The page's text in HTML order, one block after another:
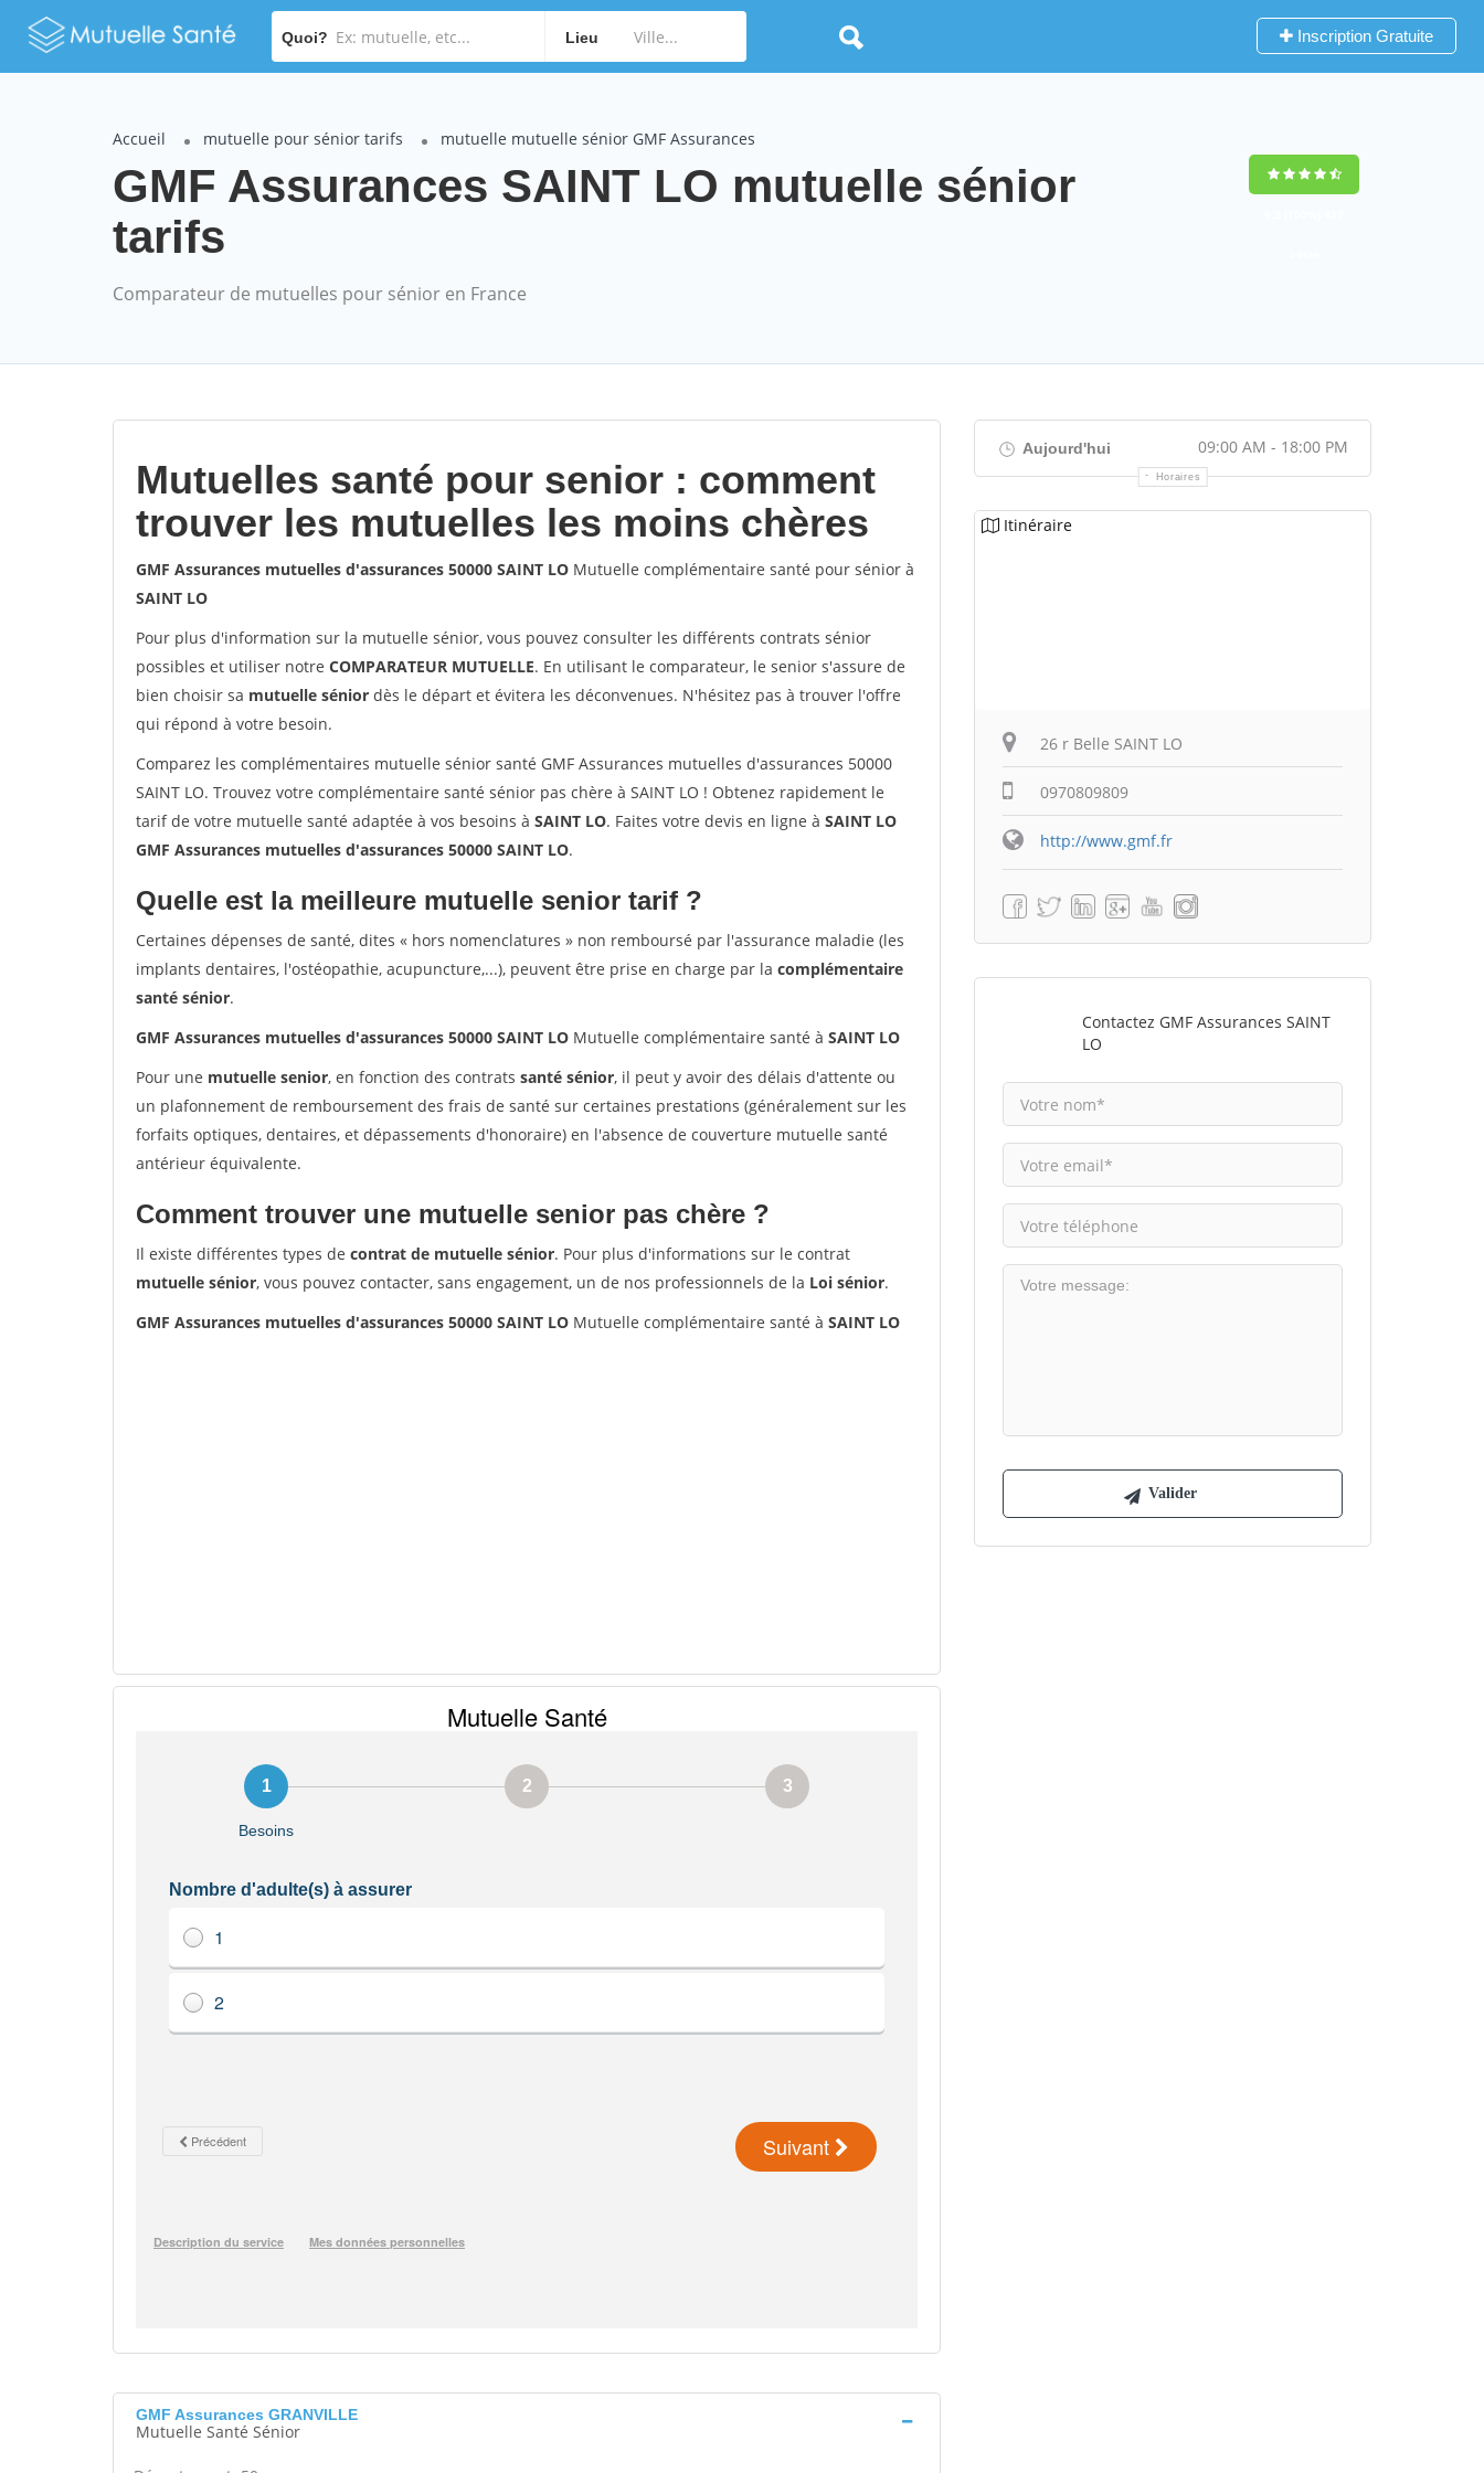
Quoi? Lieu Inscription Gratuite
Accueil mutuelle pour sénior tarifs mutuelle mutuelle sénior GMF Assurances
GMF Assurances SAINT LO mutuelle sénior
tarifs
Comparateur de mutuelles pour sénior en France
Mutuelles santé pour senior : comment
trouver les mutuelles les moins chères
GMF Assurances mutuelles d'assurances 50000 SAINT LO Mutuelle complémentaire santé pour sénior à
SAINT LO
Pour plus d'information sur la mutuelle sénior, vous pouvez consulter les différents contrats sénior
possibles et utiliser notre COMPARATEUR MUTUELLE. En utilisant le comparateur, le senior s'assure de
bien choisir sa mutuelle sénior dès le départ et évitera les déconvenues. N'hésitez pas à trouver l'offre
qui répond à votre besoin.
Comparez les complémentaires mutuelle sénior santé GMF Assurances mutuelles d'assurances 50000
SAINT LO. Trouvez votre complémentaire santé sénior pas chère à SAINT LO ! Obtenez rapidement le
tarif de votre mutuelle santé adaptée à vos besoins à SAINT LO. Faites votre devis en ligne à SAINT LO
GMF Assurances mutuelles d'assurances 50000 SAINT LO.
Quelle est la meilleure mutuelle senior tarif ?
Certaines dépenses de santé, dites « hors nomenclatures » non remboursé par l'assurance maladie (les
implants dentaires, l'ostéopathie, acupuncture,...), peuvent être prise en charge par la complémentaire
santé sénior.
GMF Assurances mutuelles d'assurances 50000 SAINT LO Mutuelle complémentaire santé à SAINT LO
Pour une mutuelle senior, en fonction des contrats santé sénior, il peut y avoir des délais d'attente ou
un plafonnement de remboursement des frais de santé sur certaines prestations (généralement sur les
forfaits optiques, dentaires, et dépassements d'honoraire) en l'absence de couverture mutuelle santé
antérieur équivalente.
Comment trouver une mutuelle senior pas chère ?
Il existe différentes types de contrat de mutuelle sénior. Pour plus d'informations sur le contrat
mutuelle sénior, vous pouvez contacter, sans engagement, un de nos professionnels de la Loi sénior.
GMF Assurances mutuelles d'assurances 50000 SAINT LO Mutuelle complémentaire santé à SAINT LO
GMF Assurances GRANVILLE
Mutuelle Santé Sénior
Aujourd'hui 09:00 AM - 18:00 PM
Horaires
Itinéraire
26 r Belle SAINT LO
0970809809
http://www.gmf.fr
Contactez GMF Assurances SAINT
LO